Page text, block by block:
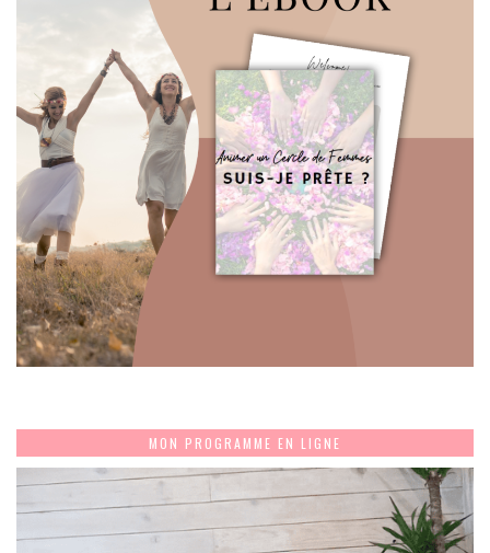
MON PROGRAMME EN LIGNE